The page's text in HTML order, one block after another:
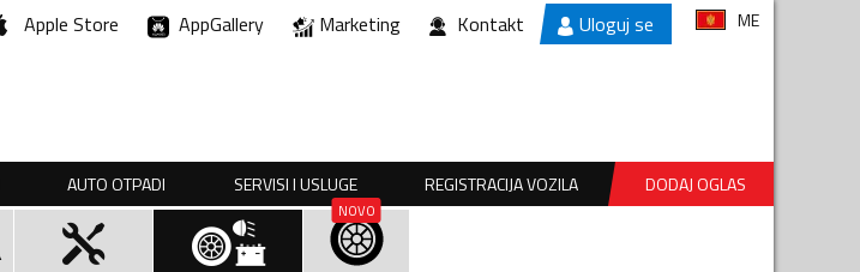
Apple Store AppGallery Marketing Kontakt Uloguj se ME
AUTO OTPADI SERVISI I USLUGE REGISTRACIJA VOZILA DODAJ OGLAS